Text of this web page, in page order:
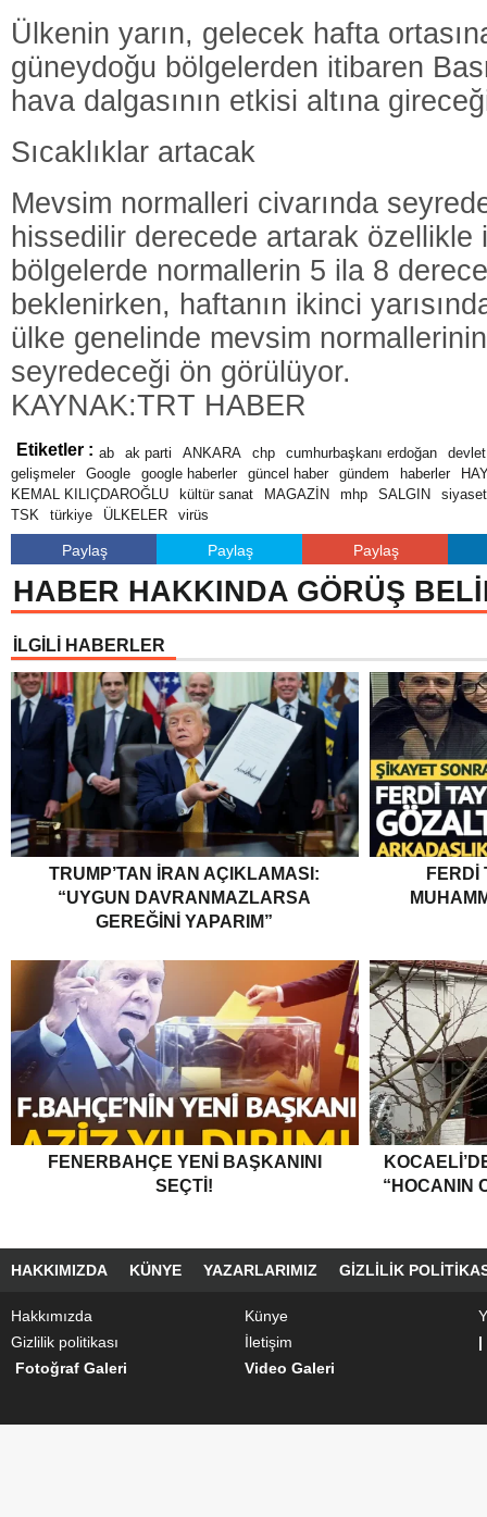
Ülkenin yarın, gelecek hafta
güneydoğu bölgelerden itibaren
hava dalgasının etkisi altına
Sıcaklıklar artacak
Mevsim normalleri civarında
hissedilir derecede artarak özellikle
bölgelerde normallerin 5 ila 8
beklenirken, haftanın ikinci
ülke genelinde mevsim
seyredeceği ön görülüyor.
KAYNAK:TRT HABER
Etiketler : ab ak parti ANKARA chp cumhurbaşkanı erdoğan
gelişmeler
Google google haberler güncel haber gündem haberler
KEMAL KILIÇDAROĞLU
kültür sanat MAGAZİN mhp SALGIN
siyaset
TSK
türkiye ÜLKELER virüs
Paylaş Paylaş Paylaş
HABER HAKKINDA GÖRÜŞ
İLGİLİ HABERLER
TRUMP’TAN İRAN AÇIKLAMASI:
“UYGUN DAVRANMAZLARSA
GEREĞINI YAPARIM”
FERDI
FENERBAHÇE YENI BAŞKANINI
SEÇTI!
“HOCANIN
HAKKIMIZDA KÜNYE YAZARLARIMIZ GIZLILIK
Hakkımızda Künye
Gizlilik politikası
İletişim
|
Fotoğraf Galeri
Video Galeri